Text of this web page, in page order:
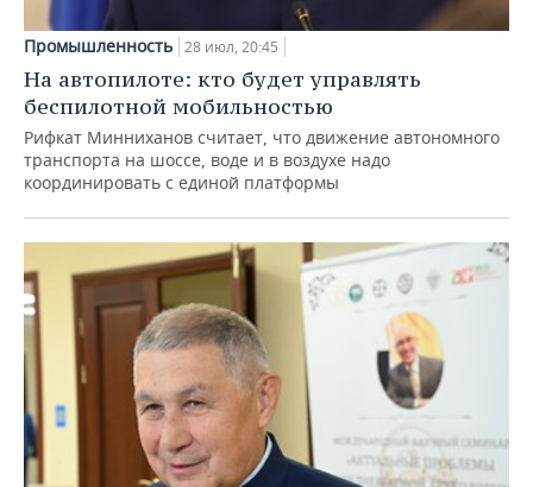
Промышленность 28 июл, 20:45
На автопилоте: кто будет управлять
беспилотной мобильностью
Рифкат Минниханов считает, что движение автономного
транспорта на шоссе, воде и в воздухе надо
координировать с единой платформы